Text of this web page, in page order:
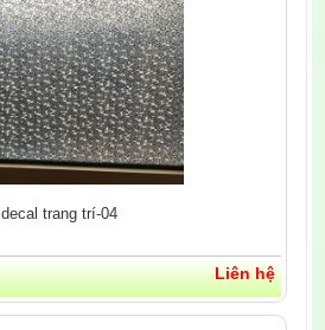
decal trang trí-04
Liên hệ